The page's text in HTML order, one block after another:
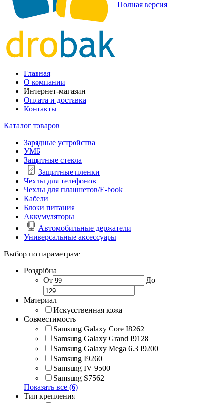
Полная версия
Главная
О компании
Интернет-магазин
Оплата и доставка
Контакты
Каталог товаров
Зарядные устройства
УМБ
Защитные стекла
Защитные пленки
Чехлы для телефонов
Чехлы для планшетов/E-book
Кабели
Блоки питания
Аккумуляторы
Автомобильные держатели
Универсальные аксессуары
Выбор по параметрам:
Роздрібна
От
До
Материал
Искусственная кожа
Совместимость
Samsung Galaxy Core I8262
Samsung Galaxy Grand I9128
Samsung Galaxy Mega 6.3 I9200
Samsung I9260
Samsung IV 9500
Samsung S7562
Показать все (6)
Тип крепления